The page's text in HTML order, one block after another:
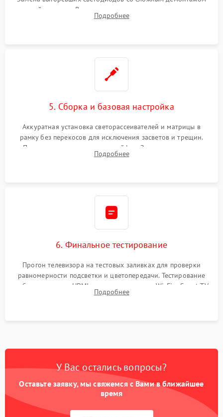
хрупкой матрицы. Восстановление поврежденных дорожек,
прошивка микросхем памяти EEPROM
Подробнее
5. Сборка и базовая настройка
Аккуратная установка светорассеивателей и матрицы в
рамку без перекосов для исключения засветов и трещин.
Подключение внутренних шлейфов. Закрытие корпуса.
Сброс настроек и обновление программного обеспечения.
Подробнее
6. Финальное тестирование
Прогон телевизора на тестовых заливках для проверки
равномерности подсветки и цветопередачи. Тестирование
работы разъемов HDMI, динамиков, модуля Wi-Fi и Smart TV
в рабочем режиме в течение нескольких часов.
Подробнее
У Вас остались вопросы?
Оставьте заявку, мы свяжемся с Вами в ближайшее
время